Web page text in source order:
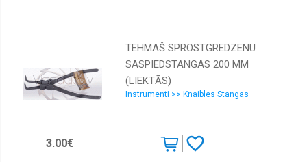
TEHMAŠ SPROSTGREDZENU
SASPIEDSTANGAS 200 MM
(LIEKTĀS)
Instrumenti >> Knaibles Stangas
3.00€